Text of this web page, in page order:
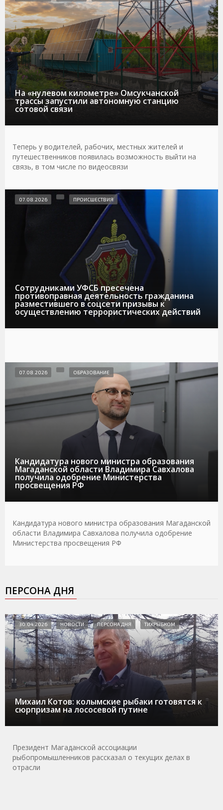
На «нулевом километре» Омсукчанской
трассы запустили автономную станцию
сотовой связи
Теперь у водителей, рабочих, местных жителей и
путешественников появилась возможность выйти на
связь, в том числе по видеосвязи
Сотрудниками УФСБ пресечена
противоправная деятельность гражданина
разместившего в соцсети призывы к
осуществлению террористических действий
07.08.2026 ПРОИСШЕСТВИЯ
Кандидатура нового министра образования
Магаданской области Владимира Савхалова
получила одобрение Министерства
просвещения РФ
07.08.2026 ОБРАЗОВАНИЕ
Кандидатура нового министра образования Магаданской
области Владимира Савхалова получила одобрение
Министерства просвещения РФ
ПЕРСОНА ДНЯ
Михаил Котов: колымские рыбаки готовятся к
сюрпризам на лососевой путине
30.04.2026 НОВОСТИ ПЕРСОНА ДНЯ ТИХРЫБКОМ
Президент Магаданской ассоциации
рыбопромышленников рассказал о текущих делах в
отрасли